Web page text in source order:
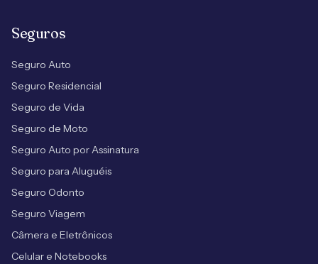
Seguros
Seguro Auto
Seguro Residencial
Seguro de Vida
Seguro de Moto
Seguro Auto por Assinatura
Seguro para Aluguéis
Seguro Odonto
Seguro Viagem
Câmera e Eletrônicos
Celular e Notebooks